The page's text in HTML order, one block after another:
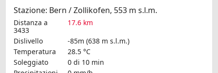
Stazione: Bern / Zollikofen, 553 m s.l.m.
Distanza a
3433
17.6 km
Dislivello
-85m (638 m s.l.m.)
Temperatura
28.5 °C
Soleggiato
0 di 10 min